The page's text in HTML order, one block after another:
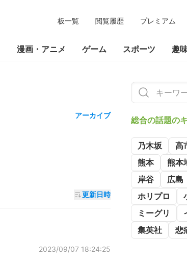
板一覧 閲覧履歴 プレミアム
漫画・アニメ ゲーム スポーツ 趣
アーカイブ
更新日時
2023/09/07 18:24:25
総合の話題の
乃木坂 高
熊本
熊本
岸谷
広島
ホリプロ
ミーグリ
集英社
悲